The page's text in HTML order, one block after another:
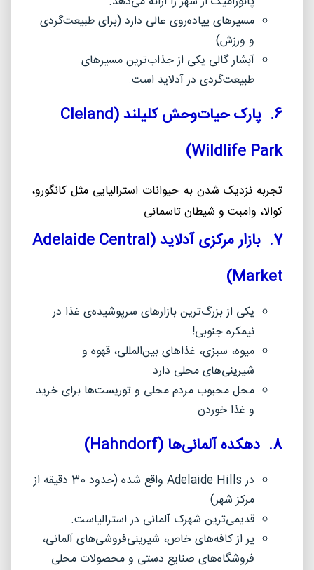
مسیرهای پیاده‌روی عالی دارد (برای طبیعت‌گردی
و ورزش)
آبشار گالی یکی از جذاب‌ترین مسیرهای
طبیعت‌گردی در آدلاید است.
6. پارک حیات‌وحش کلیلند (
Cleland
Wildlife Park
)
تجربه نزدیک شدن به حیوانات استرالیایی مثل کانگورو،
کوالا، وامبت و شیطان تاسمانی
7. بازار مرکزی آدلاید (
Adelaide Central
Market
)
یکی از بزرگ‌ترین بازارهای سرپوشیده‌ی غذا در
نیمکره جنوبی!
میوه، سبزی، غذاهای بین‌المللی، قهوه و
شیرینی‌های محلی دارد.
محل محبوب مردم محلی و توریست‌ها برای خرید
و غذا خوردن
8. دهکده آلمانی‌ها ( Hahndorf
)
درAdelaide Hills
واقع شده (حدود 30 دقیقه از
مرکز شهر)
قدیمی‌ترین شهرک آلمانی در استرالیاست.
پر از کافه‌های خاص، شیرینی‌فروشی‌های آلمانی،
فروشگاه‌های صنایع دستی و محصولات محلی